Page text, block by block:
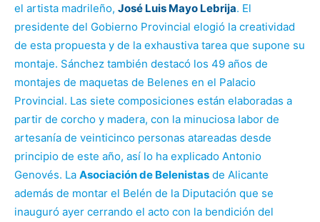
el artista madrileño, José Luis Mayo Lebrija. El
presidente del Gobierno Provincial elogió la creatividad
de esta propuesta y de la exhaustiva tarea que supone su
montaje. Sánchez también destacó los 49 años de
montajes de maquetas de Belenes en el Palacio
Provincial. Las siete composiciones están elaboradas a
partir de corcho y madera, con la minuciosa labor de
artesanía de veinticinco personas atareadas desde
principio de este año, así lo ha explicado Antonio
Genovés. La Asociación de Belenistas de Alicante
además de montar el Belén de la Diputación que se
inauguró ayer cerrando el acto con la bendición del